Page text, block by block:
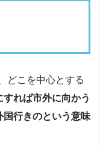
どこを中心とする
れば市外に向かう
国行きのという意味